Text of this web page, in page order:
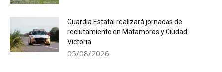
Guardia Estatal realizará jornadas de
reclutamiento en Matamoros y Ciudad
Victoria
05/08/2026